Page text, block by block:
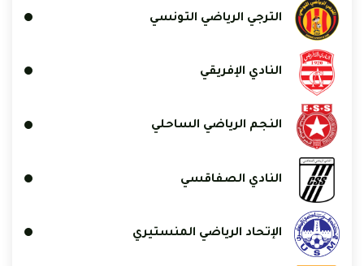
الترجي الرياضي التونسي
النادي الإفريقي
النجم الرياضي الساحلي
النادي الصفاقسي
الإتحاد الرياضي المنستيري